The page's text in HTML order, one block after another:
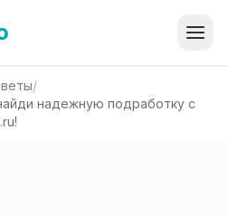
/
надежную подработку с